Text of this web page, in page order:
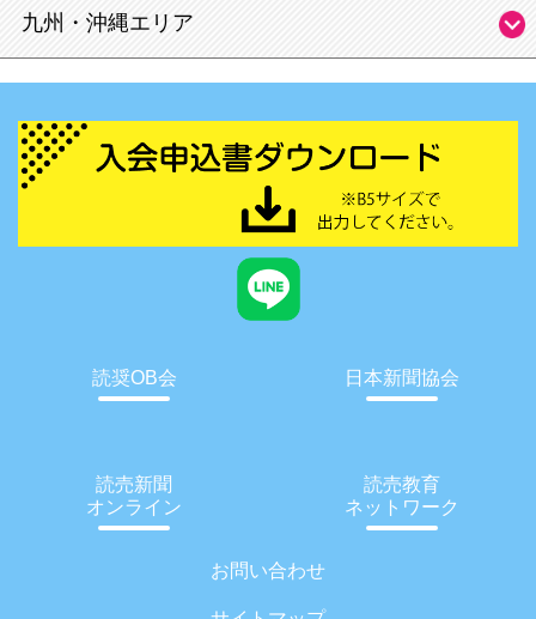
九州・沖縄エリア
読奨OB会 日本新聞協会
読売新聞
オンライン
読売教育
ネットワーク
お問い合わせ